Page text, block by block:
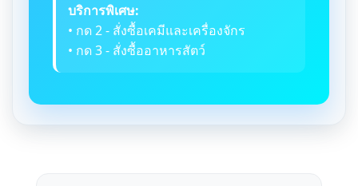
บริการพิเศษ:
• กด 2 - สั่งซื้อเคมีและเครื่องจักร
• กด 3 - สั่งซื้ออาหารสัตว์